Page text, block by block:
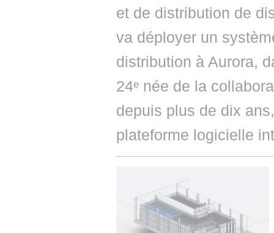
et de distribution de
va déployer un
distribution à Aurora,
24ᵉ née de la
depuis plus de dix
plateforme logicielle